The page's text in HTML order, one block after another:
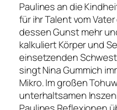
Paulines an die
für ihr Talent vom
dessen Gunst mehr
kalkuliert Körper und
einsetzenden
singt Nina Gummich
Mikro. Im großen
unterhaltsamen